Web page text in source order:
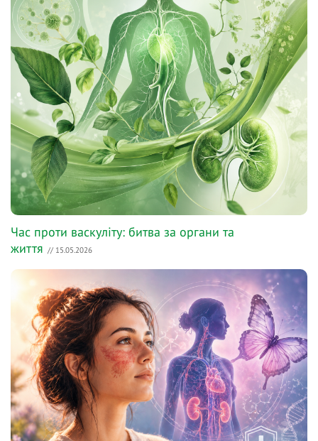
Час проти васкуліту: битва за органи та
життя // 15.05.2026